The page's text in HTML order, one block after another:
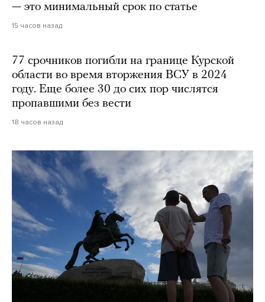
— это минимальный срок по статье
15 часов назад
77 срочников погибли на границе Курской
области во время вторжения ВСУ в 2024
году. Еще более 30 до сих пор числятся
пропавшими без вести
18 часов назад